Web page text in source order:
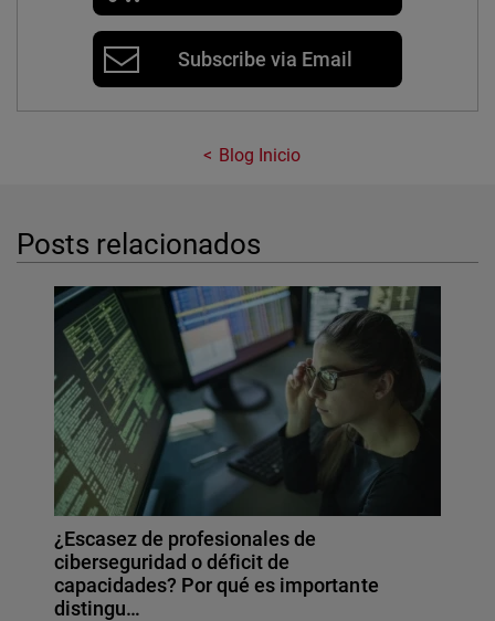
Subscribe via Email
Blog Inicio
Posts relacionados
¿Escasez de profesionales de
ciberseguridad o déficit de
capacidades? Por qué es importante
distingu…